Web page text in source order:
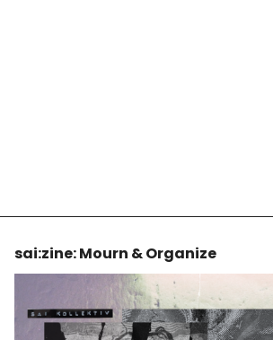
sai:zine: Mourn & Organize